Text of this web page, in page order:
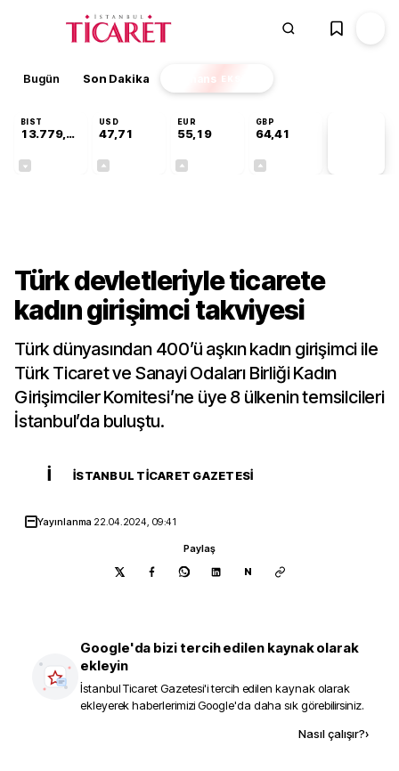
Bugün Son Dakika Finans EKSTRA
BIST
13.779,39
USD
47,71
EUR
55,19
GBP
64,41
Türk devletleriyle ticarete
kadın girişimci takviyesi
Türk dünyasından 400’ü aşkın kadın girişimci ile
Türk Ticaret ve Sanayi Odaları Birliği Kadın
Girişimciler Komitesi’ne üye 8 ülkenin temsilcileri
İstanbul’da buluştu.
İ İSTANBUL TICARET GAZETESI
Yayınlanma 22.04.2024, 09:41
Paylaş
N
Google'da bizi tercih edilen kaynak olarak
ekleyin
İstanbul Ticaret Gazetesi'i tercih edilen kaynak olarak
ekleyerek haberlerimizi Google'da daha sık görebilirsiniz.
Nasıl çalışır?›